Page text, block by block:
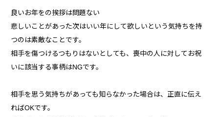
良いお年をの挨拶は問題ない
悲しいことがあった次はいい年にして欲しいという気持ちを持
つのは素敵なことです。
相手を傷つけるつもりはないとしても、喪中の人に対してお祝
いに該当する事柄はNGです。
相手を思う気持ちがあっても知らなかった場合は、正直に伝え
ればOKです。